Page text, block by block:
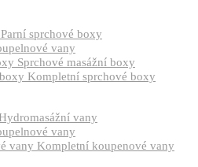
Parní sprchové boxy
vany
Sprchové masážní boxy
Kompletní sprchové boxy
vany
vany
Kompletní koupenové vany